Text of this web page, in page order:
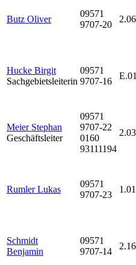
Butz Oliver
09571
9707-20
2.06
Hucke Birgit
Sachgebietsleiterin
09571
9707-16
E.01
Meier Stephan
Geschäftsleiter
09571
9707-22
0160
93111194
2.03
Rumler Lukas
09571
9707-23
1.01
Schmidt
Benjamin
09571
9707-14
2.16